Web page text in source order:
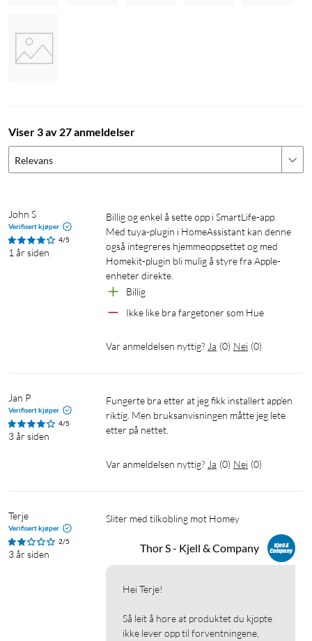
Viser 3 av 27 anmeldelser
Relevans
John S
Verifisert kjøper
4/5
1 år siden
Billig og enkel å sette opp i SmartLife-app.
Med tuya-plugin i HomeAssistant kan denne
også integreres hjemmeoppsettet og med
Homekit-plugin bli mulig å styre fra Apple-
enheter direkte.
Billig
Ikke like bra fargetoner som Hue
Var anmeldelsen nyttig? Ja (0) Nei (0)
Jan P
Verifisert kjøper
4/5
3 år siden
Fungerte bra etter at jeg fikk installert app'en
riktig. Men bruksanvisningen måtte jeg lete
etter på nettet.
Var anmeldelsen nyttig? Ja (0) Nei (0)
Terje
Verifisert kjøper
2/5
3 år siden
Sliter med tilkobling mot Homey
Thor S - Kjell & Company
Hei Terje!
Så leit å høre at produktet du kjøpte
ikke lever opp til forventningene,